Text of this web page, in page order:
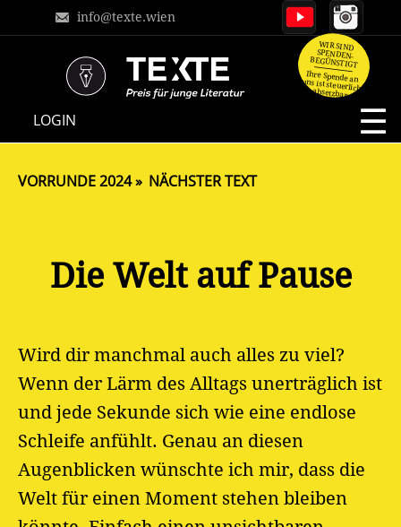
info@texte.wien
LOGIN
WIR SIND
SPENDEN-
BEGÜNSTIGT
Ihre Spende an
uns ist steuerlich
absetzbar.
Die Welt auf Pause
Wird dir manchmal auch alles zu viel?
Wenn der Lärm des Alltags unerträglich ist
und jede Sekunde sich wie eine endlose
Schleife anfühlt. Genau an diesen
Augenblicken wünschte ich mir, dass die
Welt für einen Moment stehen bleiben
VORRUNDE 2024 NÄCHSTER TEXT